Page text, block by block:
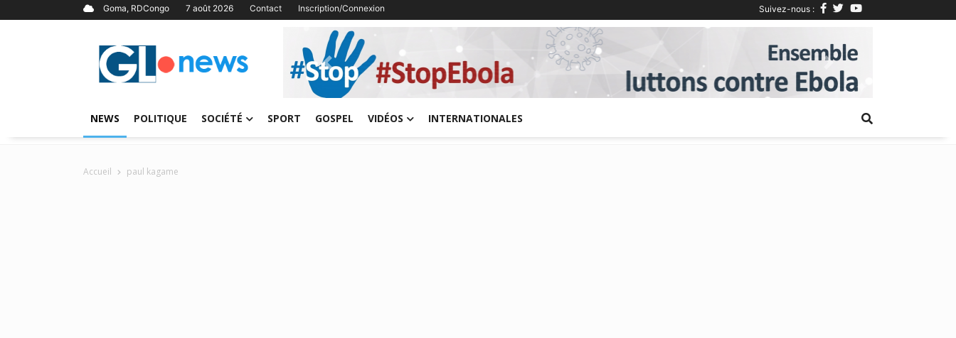
Goma, RDCongo 7 août 2026 Contact Inscription/Connexion Suivez-nous :
Previous Next
NEWS POLITIQUE SOCIÉTÉ SPORT GOSPEL VIDÉOS INTERNATIONALES
Accueil paul kagame